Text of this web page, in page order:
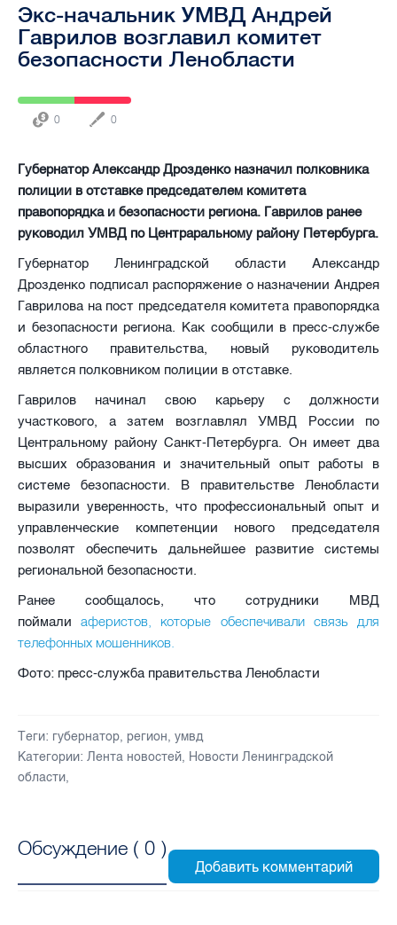
Экс-начальник УМВД Андрей
Гаврилов возглавил комитет
безопасности Ленобласти
0 0
Губернатор Александр Дрозденко назначил полковника
полиции в отставке председателем комитета
правопорядка и безопасности региона. Гаврилов ранее
руководил УМВД по Центраральному району Петербурга.
Губернатор Ленинградской области Александр
Дрозденко подписал распоряжение о назначении Андрея
Гаврилова на пост председателя комитета правопорядка
и безопасности региона. Как сообщили в пресс-службе
областного правительства, новый руководитель
является полковником полиции в отставке.
Гаврилов начинал свою карьеру с должности
участкового, а затем возглавлял УМВД России по
Центральному району Санкт-Петербурга. Он имеет два
высших образования и значительный опыт работы в
системе безопасности. В правительстве Ленобласти
выразили уверенность, что профессиональный опыт и
управленческие компетенции нового председателя
позволят обеспечить дальнейшее развитие системы
региональной безопасности.
Ранее сообщалось, что сотрудники МВД
поймалиаферистов, которые обеспечивали связь для
телефонных мошенников.
Фото: пресс-служба правительства Ленобласти
Теги: губернатор, регион, умвд
Категории: Лента новостей, Новости Ленинградской
области,
Обсуждение ( 0 )